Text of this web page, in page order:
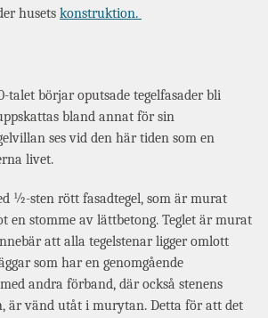
husets konstruktion.
talet börjar oputsade tegelfasader bli
bland annat för sin
ses vid den här tiden som en
livet.
½-sten rött fasadtegel, som är murat
en stomme av lättbetong. Teglet är murat
att alla tegelstenar ligger omlott
som har en genomgående
andra förband, där också stenens
är vänd utåt i murytan. Detta för att det